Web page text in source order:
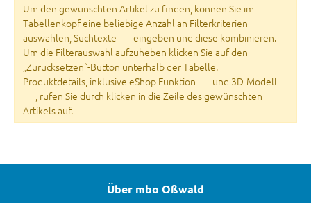
Um den gewünschten Artikel zu finden, können Sie im
Tabellenkopf eine beliebige Anzahl an Filterkriterien
auswählen, Suchtexte
eingeben und diese kombinieren.
Um die Filterauswahl aufzuheben klicken Sie auf den
„Zurücksetzen“-Button unterhalb der Tabelle.
Produktdetails, inklusive eShop Funktion
und 3D-Modell
, rufen Sie durch klicken in die Zeile des gewünschten
Artikels auf.
Über mbo Oßwald